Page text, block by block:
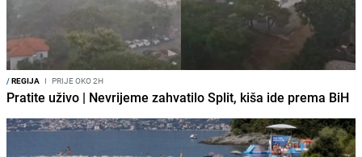
/REGIJA I PRIJE OKO 2H
Pratite uživo | Nevrijeme zahvatilo Split, kiša ide prema BiH